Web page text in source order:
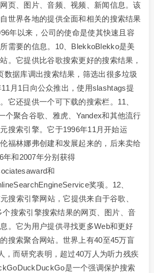
页、图片、音频、视频、新闻信息。该
世界各地的提供全面和相关的搜索结果
年以来，公司的使命是使其快速且容
需要的信息。10、BlekkoBlekko是美
。它提供比谷歌搜索更好的搜索结果，
数据库调出搜索结果，筛选出很多垃圾
月1日向公众推出，使用slashtags提
它还提供一个可下载的搜索栏。11、
个聚合谷歌、雅虎、Yandex和其他流行
搜索引擎。它于1996年11月开始运
福林娜弗创建和发展起来的，后来卖给
年和2007年分别获得
和
奖项。12、
搜索引擎网站，它提供来自于谷歌、
个搜索引擎搜索结果的网页、图片、音
。它为用户提供寻找更多Web和更好
搜索聚合网站。世界上有40至45万盲
，而研究表明，超过40万人为听力残疾
是一个强调保护搜索